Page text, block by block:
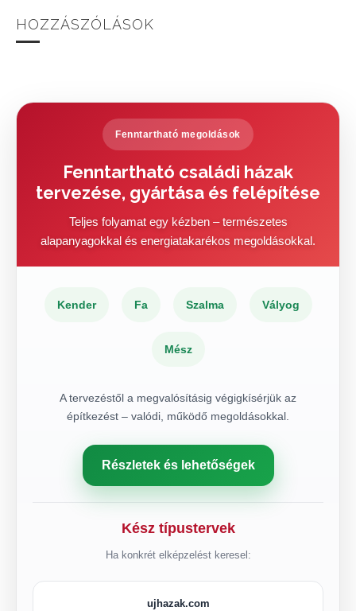
HOZZÁSZÓLÁSOK
Fenntartható megoldások
Fenntartható családi házak
tervezése, gyártása és felépítése
Teljes folyamat egy kézben – természetes
alapanyagokkal és energiatakarékos megoldásokkal.
Kender Fa Szalma Vályog
Mész
A tervezéstől a megvalósításig végigkísérjük az
építkezést – valódi, működő megoldásokkal.
Részletek és lehetőségek
Kész típustervek
Ha konkrét elképzelést keresel:
ujhazak.com